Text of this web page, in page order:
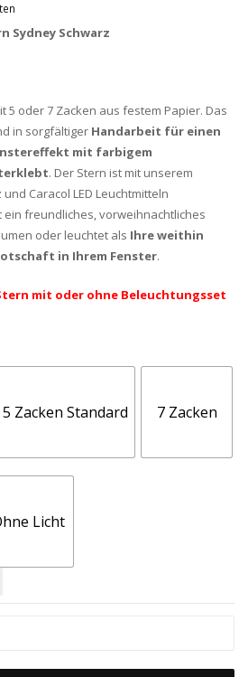
Sydney Schwarz
5 oder 7 Zacken aus festem Papier. Das
in sorgfältiger Handarbeit für einen
mit farbigem
. Der Stern ist mit unserem
Caracol LED Leuchtmitteln
ein freundliches, vorweihnachtliches
oder leuchtet als Ihre weithin
in Ihrem Fenster.
mit oder ohne Beleuchtungsset
5 Zacken Standard 7 Zacken
Licht